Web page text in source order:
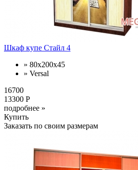
Шкаф купе Стайл 4
» 80х200х45
» Versal
16700
13300 Р
подробнее »
Купить
Заказать по своим размерам